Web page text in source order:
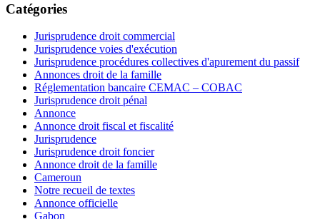
Catégories
Jurisprudence droit commercial
Jurisprudence voies d'exécution
Jurisprudence procédures collectives d'apurement du passif
Annonces droit de la famille
Réglementation bancaire CEMAC – COBAC
Jurisprudence droit pénal
Annonce
Annonce droit fiscal et fiscalité
Jurisprudence
Jurisprudence droit foncier
Annonce droit de la famille
Cameroun
Notre recueil de textes
Annonce officielle
Gabon